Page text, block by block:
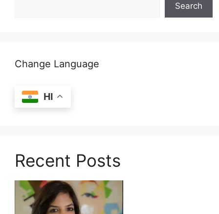
Search
Change Language
HI
Recent Posts